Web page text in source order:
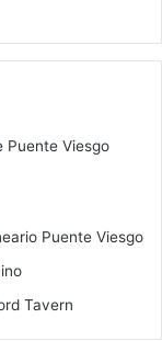
Puente Viesgo
Puente Viesgo
Tavern